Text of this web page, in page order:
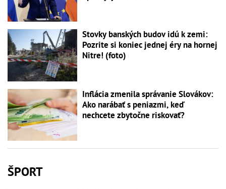
Stovky banských budov idú k zemi:
Pozrite si koniec jednej éry na hornej
Nitre! (foto)
Inflácia zmenila správanie Slovákov:
Ako narábať s peniazmi, keď
nechcete zbytočne riskovať?
ŠPORT